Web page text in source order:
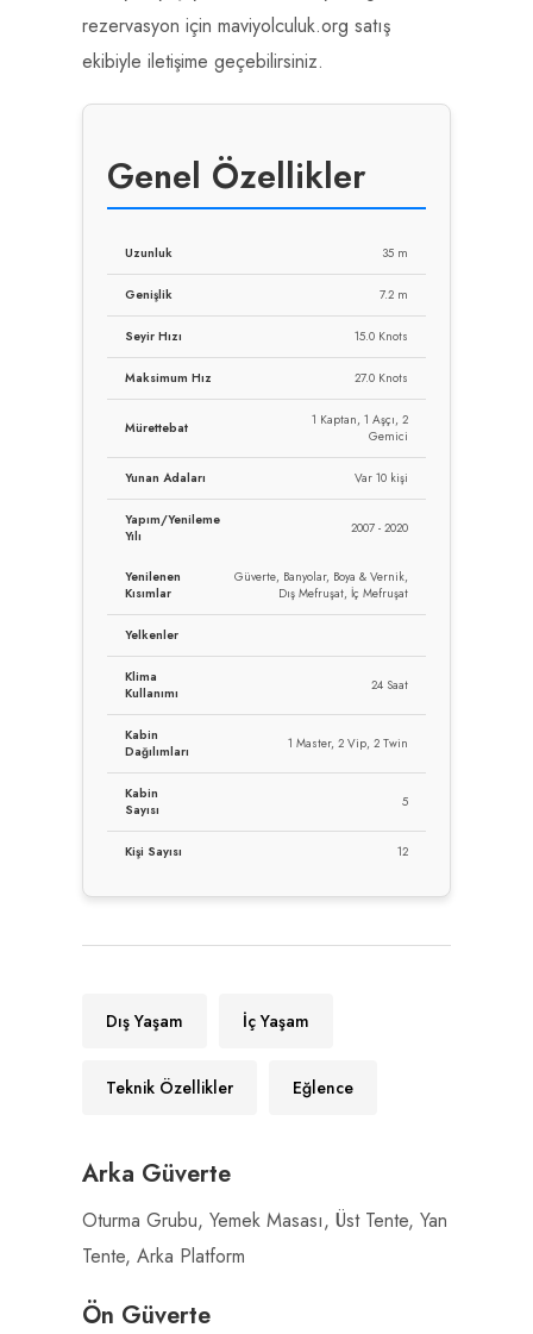
rezervasyon için maviyolculuk.org satış
ekibiyle iletişime geçebilirsiniz.
Genel Özellikler
Uzunluk 35 m
Genişlik 7.2 m
Seyir Hızı 15.0 Knots
Maksimum Hız 27.0 Knots
Mürettebat
1 Kaptan, 1 Aşçı, 2
Gemici
Yunan Adaları Var 10 kişi
Yapım/Yenileme
Yılı
2007 - 2020
Yenilenen
Kısımlar
Güverte, Banyolar, Boya & Vernik,
Dış Mefruşat, İç Mefruşat
Yelkenler
Klima
Kullanımı
24 Saat
Kabin
Dağılımları
1 Master, 2 Vip, 2 Twin
Kabin
Sayısı
5
Kişi Sayısı 12
Dış Yaşam İç Yaşam
Teknik Özellikler Eğlence
Arka Güverte
Oturma Grubu, Yemek Masası, Üst Tente, Yan
Tente, Arka Platform
Ön Güverte